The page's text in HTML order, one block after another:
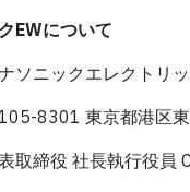
EWについて
ソニックエレクトリ
8301 東京都港区
取締役 社長執行役員